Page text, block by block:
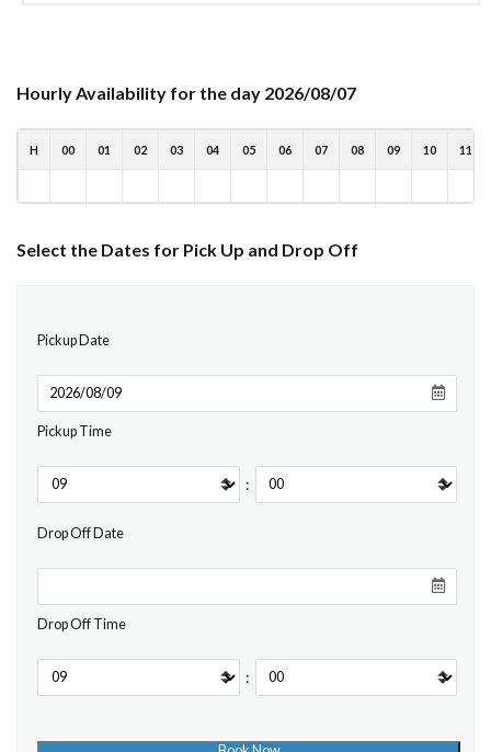
Hourly Availability for the day 2026/08/07
H 00 01 02 03 04 05 06 07 08 09 10 11
Select the Dates for Pick Up and Drop Off
Pickup Date
Pickup Time
:
Drop Off Date
Drop Off Time
: